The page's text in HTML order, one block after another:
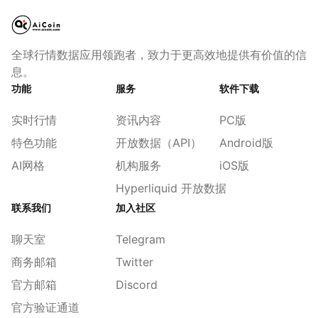
全球行情数据应用领跑者，致力于更高效地提供有价值的信
息。
功能
实时行情
特色功能
AI网格
服务
资讯内容
开放数据（API）
机构服务
Hyperliquid 开放数据
软件下载
PC版
Android版
iOS版
联系我们
聊天室
商务邮箱
官方邮箱
官方验证通道
加入社区
Telegram
Twitter
Discord